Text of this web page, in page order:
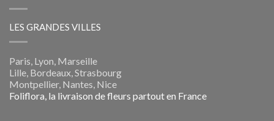
LES GRANDES VILLES
Paris, Lyon, Marseille
Lille, Bordeaux, Strasbourg
Montpellier, Nantes, Nice
Foliflora, la livraison de fleurs partout en France